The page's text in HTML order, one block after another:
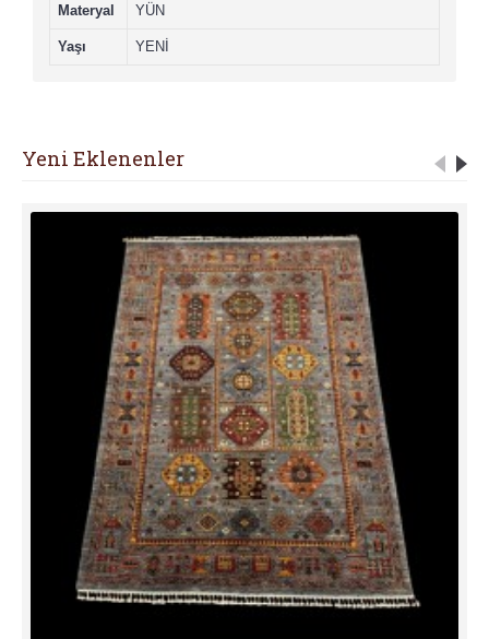
Materyal YÜN
Yaşı YENİ
Yeni Eklenenler